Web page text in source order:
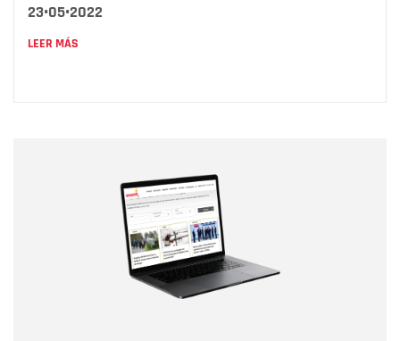
23•05•2022
LEER MÁS
Correo electrónico
Tipo de comentario